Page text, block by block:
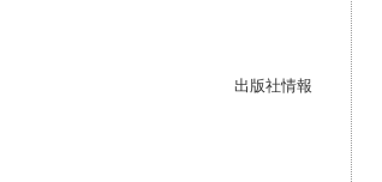
出版社情報